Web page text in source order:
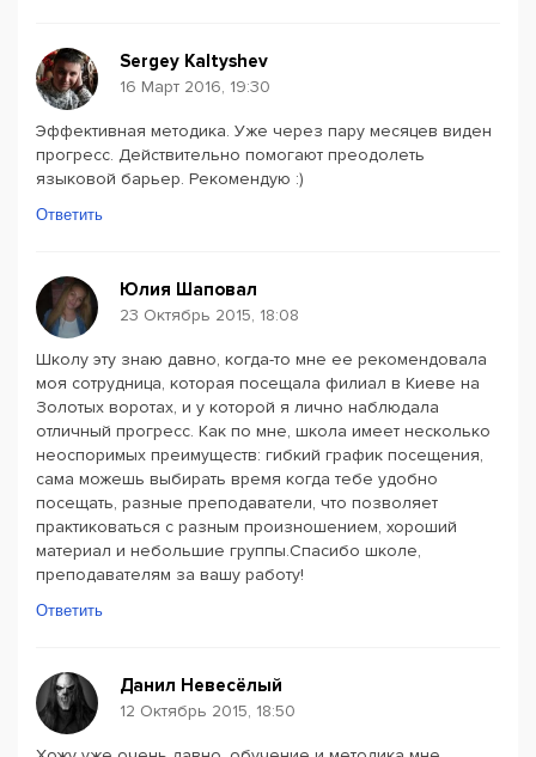
Sergey Kaltyshev
16 Март 2016, 19:30
Эффективная методика. Уже через пару месяцев виден
прогресс. Действительно помогают преодолеть
языковой барьер. Рекомендую :)
Ответить
Юлия Шаповал
23 Октябрь 2015, 18:08
Школу эту знаю давно, когда-то мне ее рекомендовала
моя сотрудница, которая посещала филиал в Киеве на
Золотых воротах, и у которой я лично наблюдала
отличный прогресс. Как по мне, школа имеет несколько
неоспоримых преимуществ: гибкий график посещения,
сама можешь выбирать время когда тебе удобно
посещать, разные преподаватели, что позволяет
практиковаться с разным произношением, хороший
материал и небольшие группы.Спасибо школе,
преподавателям за вашу работу!
Ответить
Данил Невесёлый
12 Октябрь 2015, 18:50